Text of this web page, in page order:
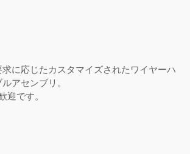
に応じたカスタマイズされたワイヤーハ
アセンブリ。
迎です。